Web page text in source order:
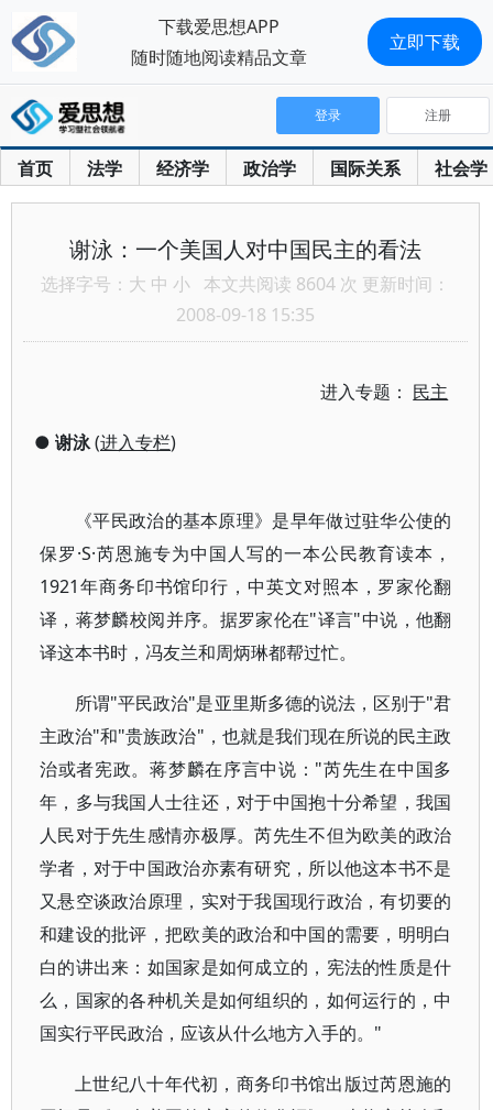
首页 法学 经济学 政治学 国际关系 社会学
登录 注册
谢泳：一个美国人对中国民主的看法
选择字号： 大 中 小 本文共阅读 8604 次 更新时间：
2008-09-18 15:35
进入专题： 民主
● 谢泳(进入专栏)
《平民政治的基本原理》是早年做过驻华公使的
保罗·S·芮恩施专为中国人写的一本公民教育读本，
1921年商务印书馆印行，中英文对照本，罗家伦翻
译，蒋梦麟校阅并序。据罗家伦在"译言"中说，他翻
译这本书时，冯友兰和周炳琳都帮过忙。
所谓"平民政治"是亚里斯多德的说法，区别于"君
主政治"和"贵族政治"，也就是我们现在所说的民主政
治或者宪政。蒋梦麟在序言中说："芮先生在中国多
年，多与我国人士往还，对于中国抱十分希望，我国
人民对于先生感情亦极厚。芮先生不但为欧美的政治
学者，对于中国政治亦素有研究，所以他这本书不是
又悬空谈政治原理，实对于我国现行政治，有切要的
和建设的批评，把欧美的政治和中国的需要，明明白
白的讲出来：如国家是如何成立的，宪法的性质是什
么，国家的各种机关是如何组织的，如何运行的，中
国实行平民政治，应该从什么地方入手的。"
上世纪八十年代初，商务印书馆出版过芮恩施的
下载爱思想APP
随时随地阅读精品文章
立即下载